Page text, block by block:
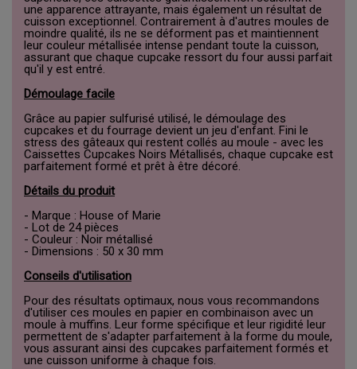
une apparence attrayante, mais également un résultat de
cuisson exceptionnel. Contrairement à d'autres moules de
moindre qualité, ils ne se déforment pas et maintiennent
leur couleur métallisée intense pendant toute la cuisson,
assurant que chaque cupcake ressort du four aussi parfait
qu'il y est entré.
Démoulage facile
Grâce au papier sulfurisé utilisé, le démoulage des
cupcakes et du fourrage devient un jeu d'enfant. Fini le
stress des gâteaux qui restent collés au moule - avec les
Caissettes Cupcakes Noirs Métallisés, chaque cupcake est
parfaitement formé et prêt à être décoré.
Détails du produit
- Marque : House of Marie
- Lot de 24 pièces
- Couleur : Noir métallisé
- Dimensions : 50 x 30 mm
Conseils d'utilisation
Pour des résultats optimaux, nous vous recommandons
d'utiliser ces moules en papier en combinaison avec un
moule à muffins. Leur forme spécifique et leur rigidité leur
permettent de s'adapter parfaitement à la forme du moule,
vous assurant ainsi des cupcakes parfaitement formés et
une cuisson uniforme à chaque fois.